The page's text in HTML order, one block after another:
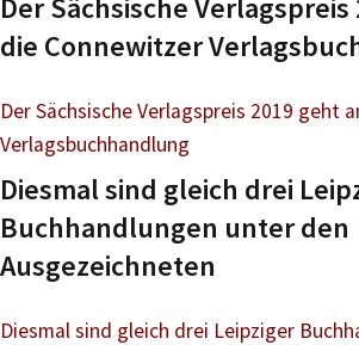
Der Sächsische Verlagspreis
die Connewitzer
Der Sächsische Verlagspreis 2019 geht
Verlagsbuchhandlung
Diesmal sind gleich drei
Buchhandlungen unter den
Ausgezeichneten
Diesmal sind gleich drei Leipziger